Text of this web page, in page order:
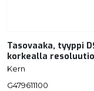
Tasovaaka, tyyppi
korkealla
Kern
G479611100